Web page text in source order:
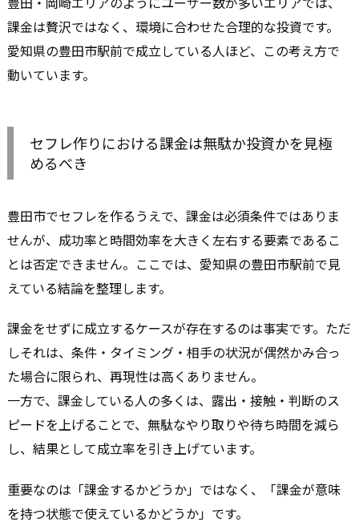
課金は贅沢ではなく、環境に合わせた合理的な投資です。
愛知県の豊田市駅前で成立している人ほど、この考え方で
動いています。
セフレ作りにおける課金は無駄か投資かを見極
めるべき
豊田市でセフレを作るうえで、課金は必須条件ではありま
せんが、成功率と時間効率を大きく左右する要素であるこ
とは否定できません。ここでは、愛知県の豊田市駅前で見
えている結論を整理します。
課金をせずに成立するケースが存在するのは事実です。ただ
しそれは、条件・タイミング・相手の状況が偶然かみ合っ
た場合に限られ、再現性は高くありません。
一方で、課金している人の多くは、露出・接触・判断のス
ピードを上げることで、無駄なやり取りや待ち時間を減ら
し、結果として成立率を引き上げています。
重要なのは「課金するかどうか」ではなく、「課金が意味
を持つ状態で使えているかどうか」です。